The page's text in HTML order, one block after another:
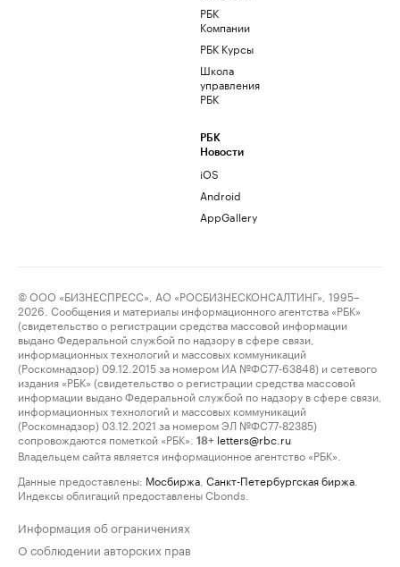
РБК
Компании
РБК Курсы
Школа
управления
РБК
РБК
Новости
iOS
Android
AppGallery
© ООО «БИЗНЕСПРЕСС», АО «РОСБИЗНЕСКОНСАЛТИНГ», 1995–
2026. Сообщения и материалы информационного агентства «РБК»
(свидетельство о регистрации средства массовой информации
выдано Федеральной службой по надзору в сфере связи,
информационных технологий и массовых коммуникаций
(Роскомнадзор) 09.12.2015 за номером ИА №ФС77-63848) и сетевого
издания «РБК» (свидетельство о регистрации средства массовой
информации выдано Федеральной службой по надзору в сфере связи,
информационных технологий и массовых коммуникаций
(Роскомнадзор) 03.12.2021 за номером ЭЛ №ФС77-82385)
сопровождаются пометкой «РБК».
18+ letters@rbc.ru
Владельцем сайта является информационное агентство «РБК».
Данные предоставлены: Мосбиржа Санкт-Петербургская биржа
Индексы облигаций предоставлены Cbonds.
Информация об ограничениях
О соблюдении авторских прав